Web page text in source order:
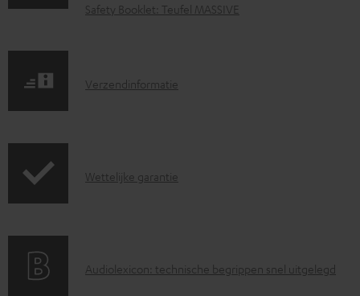
n
a
o
e
Safety Booklet: Teufel MASSIVE
V
e
n
Verzendinformatie
G
n
Wettelijke garantie
A
Audiolexicon: technische begrippen snel uitgelegd